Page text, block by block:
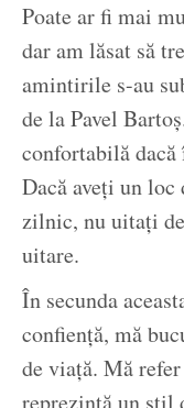
Poate ar fi mai
dar am lăsat să
amintirile s-au
de la Pavel
confortabilă
Dacă aveți un loc
zilnic, nu uitați
uitare.
În secunda
confiență, mă
de viață. Mă